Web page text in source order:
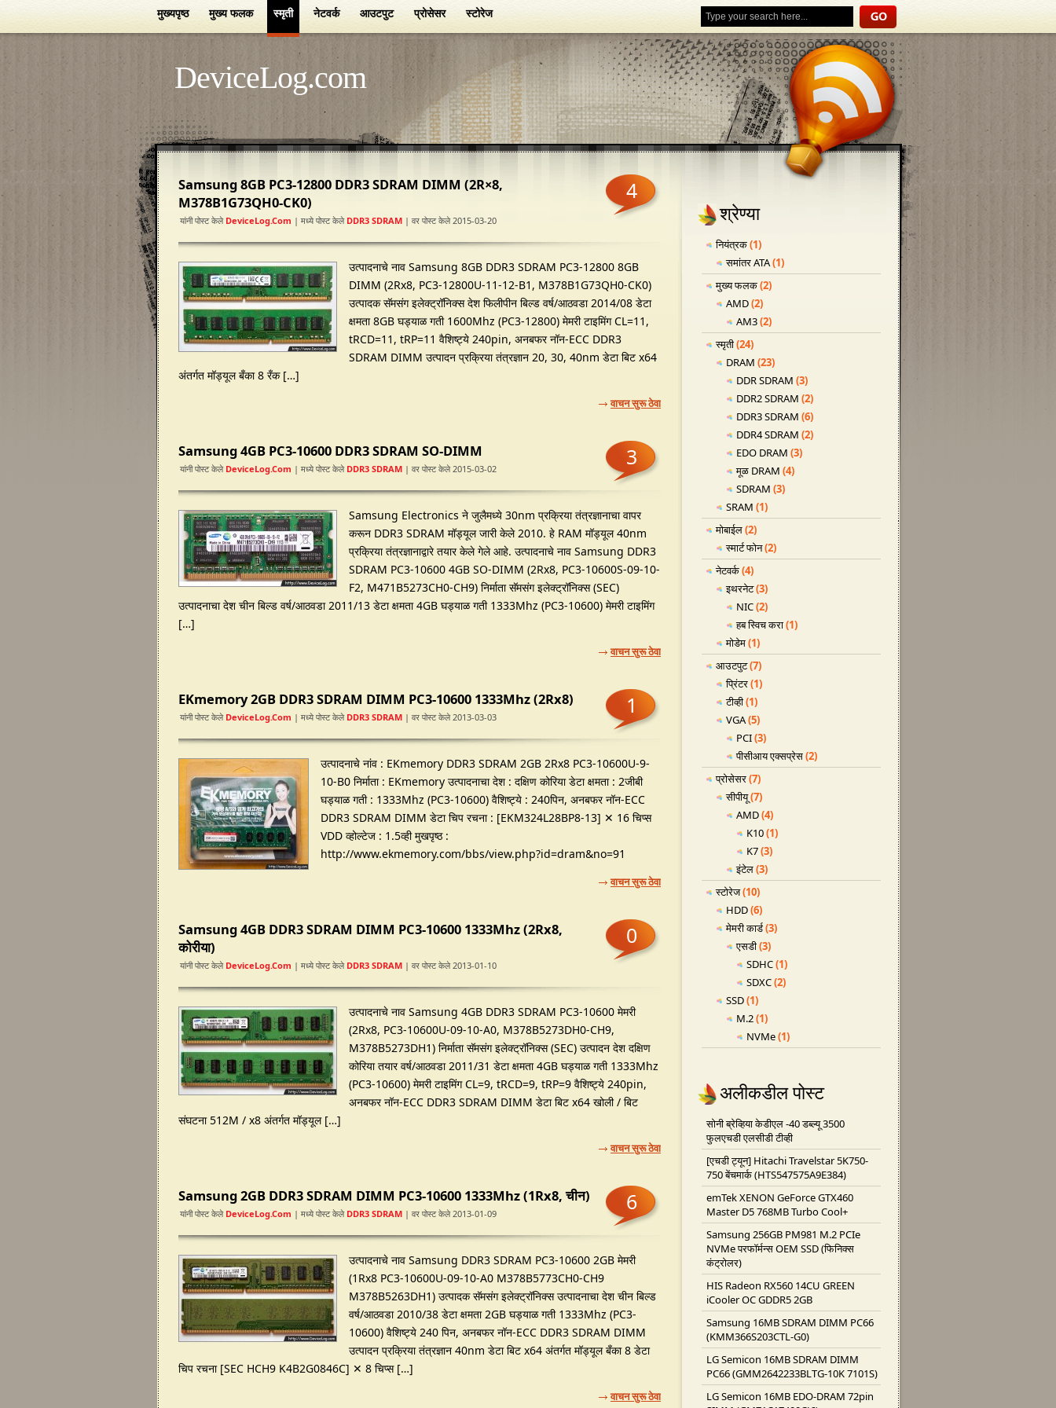
मुख्यपृष्ठ मुख्य फलक स्मृती नेटवर्क आउटपुट प्रोसेसर स्टोरेज
DeviceLog.com
Samsung 8GB PC3-12800 DDR3 SDRAM DIMM (2R×8,
M378B1G73QH0-CK0)
यांनी पोस्ट केले DeviceLog.com | मध्ये पोस्ट केले DDR3 SDRAM | वर पोस्ट केले 2015-03-20
4
उत्पादनाचे नाव Samsung 8GB DDR3 SDRAM PC3-12800 8GB
DIMM (2Rx8, PC3-12800U-11-12-B1, M378B1G73QH0-CK0)
उत्पादक सॅमसंग इलेक्ट्रॉनिक्स देश फिलीपीन बिल्ड वर्ष/आठवडा 2014/08 डेटा
क्षमता 8GB घड्याळ गती 1600Mhz (PC3-12800) मेमरी टाइमिंग CL=11,
tRCD=11, tRP=11 वैशिष्ट्ये 240pin, अनबफर नॉन-ECC DDR3
SDRAM DIMM उत्पादन प्रक्रिया तंत्रज्ञान 20, 30, 40nm डेटा बिट x64
अंतर्गत मॉड्यूल बँका 8 रँक […]
वाचन सुरू ठेवा
Samsung 4GB PC3-10600 DDR3 SDRAM SO-DIMM
यांनी पोस्ट केले DeviceLog.com | मध्ये पोस्ट केले DDR3 SDRAM | वर पोस्ट केले 2015-03-02 3
Samsung Electronics ने जुलैमध्ये 30nm प्रक्रिया तंत्रज्ञानाचा वापर
करून DDR3 SDRAM मॉड्यूल जारी केले 2010. हे RAM मॉड्यूल 40nm
प्रक्रिया तंत्रज्ञानाद्वारे तयार केले गेले आहे. उत्पादनाचे नाव Samsung DDR3
SDRAM PC3-10600 4GB SO-DIMM (2Rx8, PC3-10600S-09-10-
F2, M471B5273CH0-CH9) निर्माता सॅमसंग इलेक्ट्रॉनिक्स (SEC)
उत्पादनाचा देश चीन बिल्ड वर्ष/आठवडा 2011/13 डेटा क्षमता 4GB घड्याळ गती 1333Mhz (PC3-10600) मेमरी टाइमिंग
[…]
वाचन सुरू ठेवा
EKmemory 2GB DDR3 SDRAM DIMM PC3-10600 1333Mhz (2Rx8)
यांनी पोस्ट केले DeviceLog.com | मध्ये पोस्ट केले DDR3 SDRAM | वर पोस्ट केले 2013-03-03 1
उत्पादनाचे नांव : EKmemory DDR3 SDRAM 2GB 2Rx8 PC3-10600U-9-
10-B0 निर्माता : EKmemory उत्पादनाचा देश : दक्षिण कोरिया डेटा क्षमता : 2जीबी
घड्याळ गती : 1333Mhz (PC3-10600) वैशिष्ट्ये : 240पिन, अनबफर नॉन-ECC
DDR3 SDRAM DIMM डेटा चिप रचना : [EKM324L28BP8-13] ✕ 16 चिप्स
VDD व्होल्टेज : 1.5व्ही मुखपृष्ठ :
http://www.ekmemory.com/bbs/view.php?id=dram&no=91
वाचन सुरू ठेवा
Samsung 4GB DDR3 SDRAM DIMM PC3-10600 1333Mhz (2Rx8,
कोरीया)
यांनी पोस्ट केले DeviceLog.com | मध्ये पोस्ट केले DDR3 SDRAM | वर पोस्ट केले 2013-01-10
0
उत्पादनाचे नाव Samsung 4GB DDR3 SDRAM PC3-10600 मेमरी
(2Rx8, PC3-10600U-09-10-A0, M378B5273DH0-CH9,
M378B5273DH1) निर्माता सॅमसंग इलेक्ट्रॉनिक्स (SEC) उत्पादन देश दक्षिण
कोरिया तयार वर्ष/आठवडा 2011/31 डेटा क्षमता 4GB घड्याळ गती 1333Mhz
(PC3-10600) मेमरी टाइमिंग CL=9, tRCD=9, tRP=9 वैशिष्ट्ये 240pin,
अनबफर नॉन-ECC DDR3 SDRAM DIMM डेटा बिट x64 खोली / बिट
संघटना 512M / x8 अंतर्गत मॉड्यूल […]
वाचन सुरू ठेवा
Samsung 2GB DDR3 SDRAM DIMM PC3-10600 1333Mhz (1Rx8, चीन)
यांनी पोस्ट केले DeviceLog.com | मध्ये पोस्ट केले DDR3 SDRAM | वर पोस्ट केले 2013-01-09 6
उत्पादनाचे नाव Samsung DDR3 SDRAM PC3-10600 2GB मेमरी
(1Rx8 PC3-10600U-09-10-A0 M378B5773CH0-CH9
M378B5263DH1) उत्पादक सॅमसंग इलेक्ट्रॉनिक्स उत्पादनाचा देश चीन बिल्ड
वर्ष/आठवडा 2010/38 डेटा क्षमता 2GB घड्याळ गती 1333Mhz (PC3-
10600) वैशिष्ट्ये 240 पिन, अनबफर नॉन-ECC DDR3 SDRAM DIMM
उत्पादन प्रक्रिया तंत्रज्ञान 40nm डेटा बिट x64 अंतर्गत मॉड्यूल बँका 8 डेटा
चिप रचना [SEC HCH9 K4B2G0846C] ✕ 8 चिप्स […]
वाचन सुरू ठेवा
श्रेण्या
नियंत्रक(1)
समांतर ATA(1)
मुख्य फलक(2)
AMD(2)
AM3(2)
स्मृती(24)
DRAM (23)
DDR SDRAM (3)
DDR2 SDRAM (2)
DDR3 SDRAM (6)
DDR4 SDRAM (2)
EDO DRAM (3)
मूळ DRAM (4)
SDRAM (3)
SRAM (1)
मोबाईल(2)
स्मार्ट फोन(2)
नेटवर्क(4)
इथरनेट(3)
NIC(2)
हब स्विच करा(1)
मोडेम(1)
आउटपुट(7)
प्रिंटर(1)
टीव्ही(1)
VGA(5)
PCI(3)
पीसीआय एक्सप्रेस(2)
प्रोसेसर(7)
सीपीयू(7)
AMD(4)
K10(1)
K7(3)
इंटेल(3)
स्टोरेज(10)
HDD(6)
मेमरी कार्ड(3)
एसडी(3)
SDHC(1)
SDXC(2)
SSD(1)
M.2(1)
NVMe(1)
अलीकडील पोस्ट
सोनी ब्रेव्हिया केडीएल -40 डब्ल्यू 3500
फुलएचडी एलसीडी टीव्ही
[एचडी ट्यून] Hitachi Travelstar 5K750-
750 बेंचमार्क (HTS547575A9E384)
emTek XENON GeForce GTX460
Master D5 768MB Turbo Cool+
Samsung 256GB PM981 M.2 PCIe
NVMe परफॉर्मन्स OEM SSD (फिनिक्स
कंट्रोलर)
HIS Radeon RX560 14CU GREEN
iCooler OC GDDR5 2GB
Samsung 16MB SDRAM DIMM PC66
(KMM366S203CTL-G0)
LG Semicon 16MB SDRAM DIMM
PC66 (GMM2642233BLTG-10K 7101S)
LG Semicon 16MB EDO-DRAM 72pin